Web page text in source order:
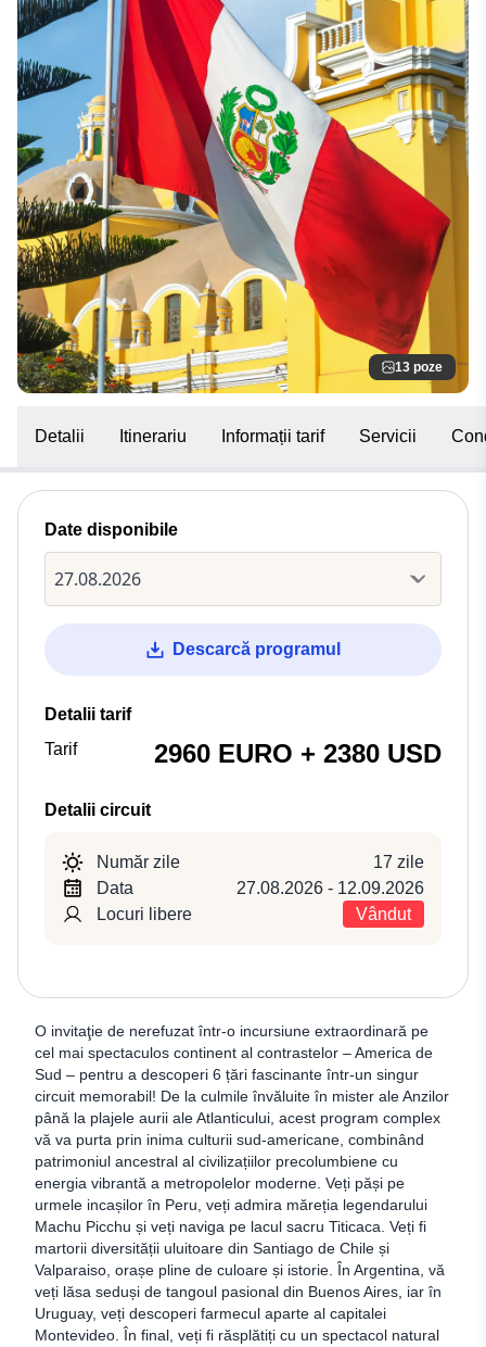
13 poze
Detalii Itinerariu Informații tarif Servicii
O invitaţie de nerefuzat într-o incursiune extraordinară pe
cel mai spectaculos continent al contrastelor – America de
Sud – pentru a descoperi 6 țări fascinante într-un singur
circuit memorabil! De la culmile învăluite în mister ale Anzilor
până la plajele aurii ale Atlanticului, acest program complex
vă va purta prin inima culturii sud-americane, combinând
patrimoniul ancestral al civilizațiilor precolumbiene cu
energia vibrantă a metropolelor moderne. Veți păși pe
urmele incașilor în Peru, veți admira măreția legendarului
Machu Picchu și veți naviga pe lacul sacru Titicaca. Veți fi
martorii diversității uluitoare din Santiago de Chile și
Valparaiso, orașe pline de culoare și istorie. În Argentina, vă
veți lăsa seduși de tangoul pasional din Buenos Aires, iar în
Uruguay, veți descoperi farmecul aparte al capitalei
Montevideo. În final, veți fi răsplătiți cu un spectacol natural
Date disponibile
Descarcă programul
Detalii tarif
Tarif
2960 EURO + 2380 USD
Detalii circuit
Număr zile
17 zile
Data
27.08.2026 - 12.09.2026
Locuri libere
Vândut